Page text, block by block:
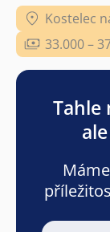
Kostelec
33.000 –
Tahle